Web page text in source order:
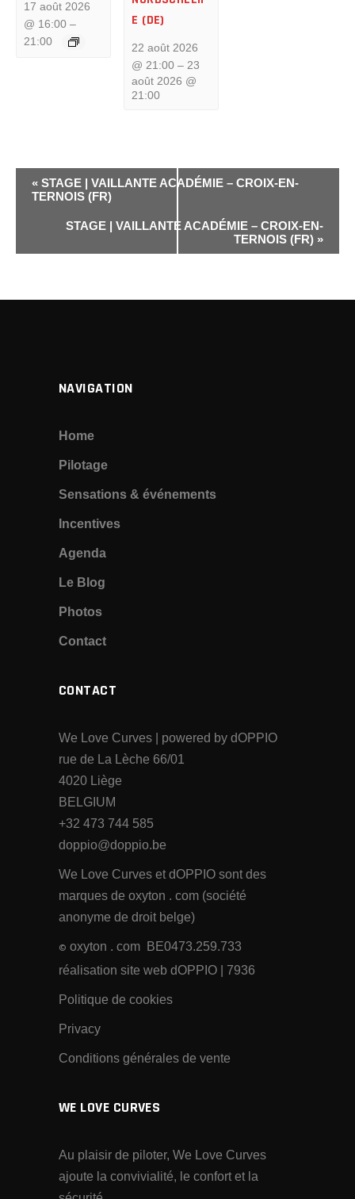
17 août 2026
@ 16:00 –
21:00
E (DE)
22 août 2026
@ 21:00 – 23
août 2026 @
21:00
E
N
« STAGE | VAILLANTE ACADÉMIE – CROIX-EN-
TERNOIS (FR)
STAGE | VAILLANTE ACADÉMIE – CROIX-EN-
TERNOIS (FR) »
NAVIGATION
Home
Pilotage
Sensations & événements
Incentives
Agenda
Le Blog
Photos
Contact
CONTACT
We Love Curves | powered by dOPPIO
rue de La Lèche 66/01
4020 Liège
BELGIUM
+32 473 744 585
doppio@doppio.be
We Love Curves et dOPPIO sont des
marques de oxyton . com (société
anonyme de droit belge)
© oxyton . com BE0473.259.733
réalisation site web dOPPIO | 7936
Politique de cookies
Privacy
Conditions générales de vente
WE LOVE CURVES
Au plaisir de piloter, We Love Curves
ajoute la convivialité, le confort et la